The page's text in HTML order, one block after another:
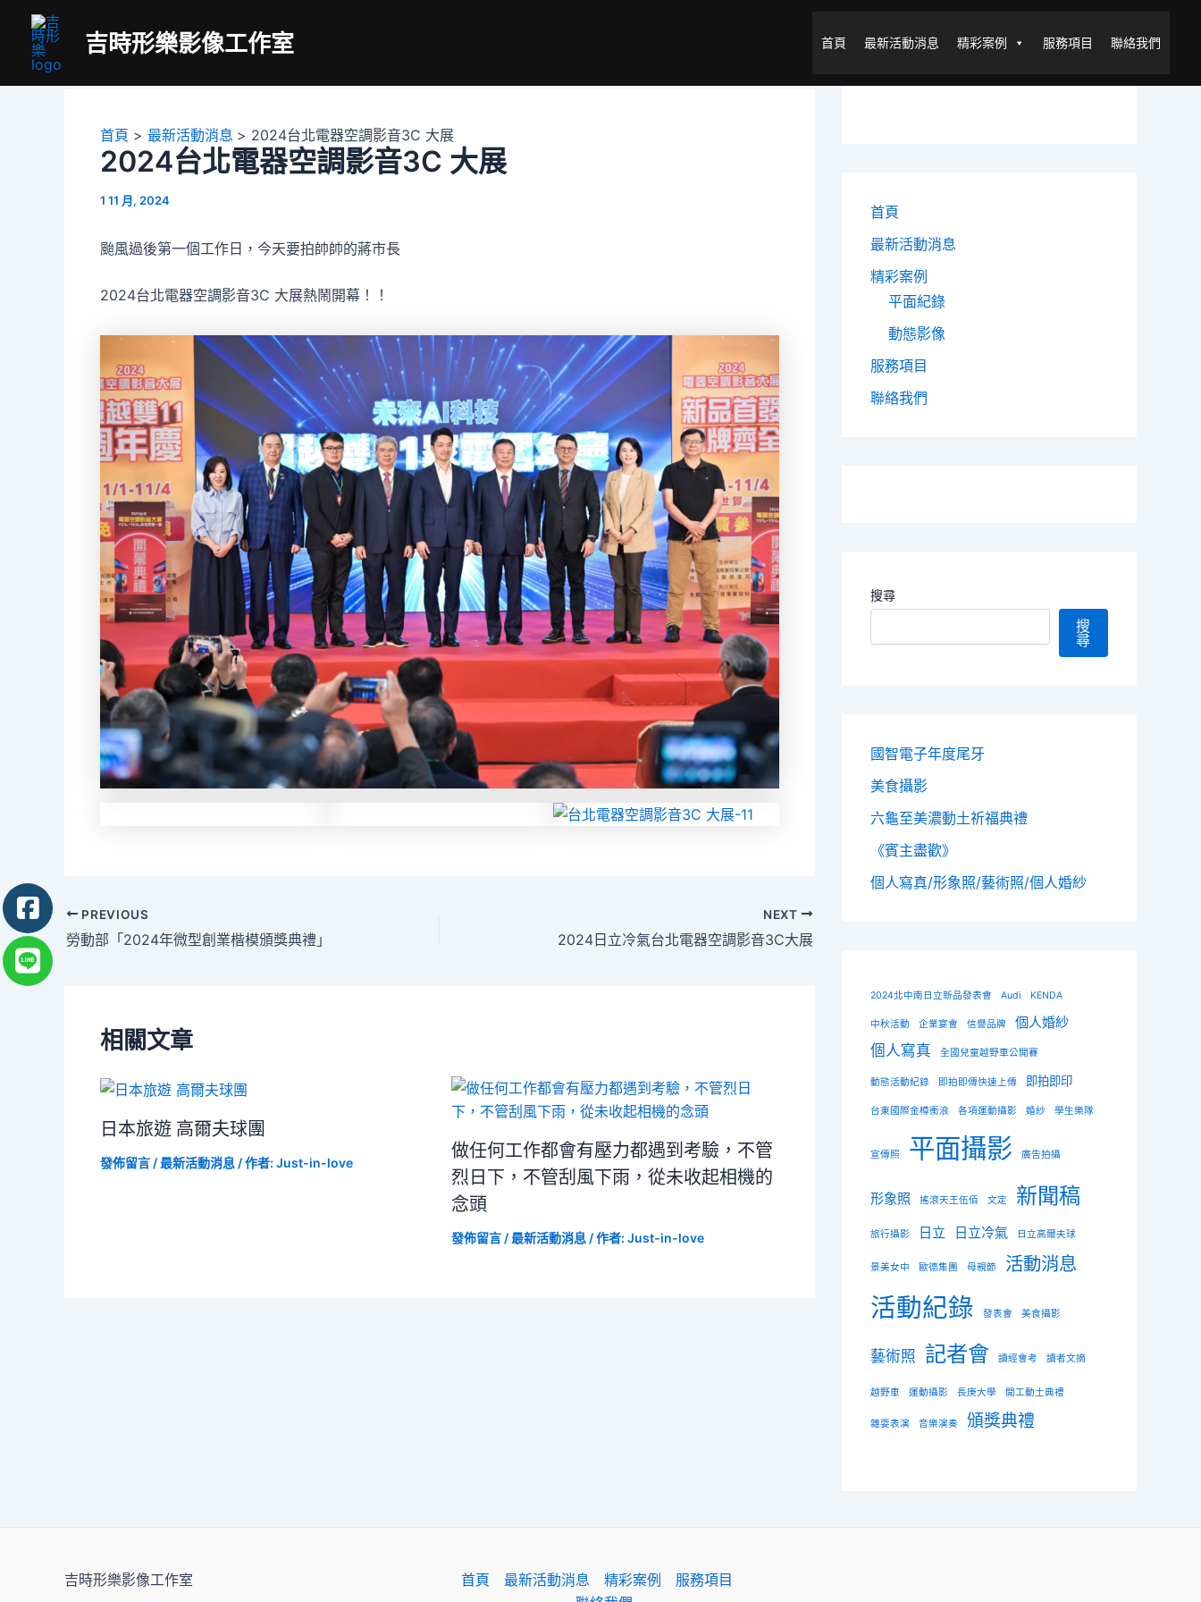
吉時形樂影像工作室 首頁 最新活動消息 精彩案例 服務項目 聯絡我們
首頁 最新活動消息 2024台北電器空調影音3C 大展
2024台北電器空調影音3C 大展
1 11 月, 2024
颱風過後第一個工作日，今天要拍帥帥的蔣市長
2024台北電器空調影音3C 大展熱鬧開幕！！
Post
navigation
PREVIOUS
勞動部「2024年微型創業楷模頒獎典禮」
NEXT
2024日立冷氣台北電器空調影音3C大展
相關文章
日本旅遊 高爾夫球團
發佈留言 /最新活動消息 / 作者: Just-in-love
做任何工作都會有壓力都遇到考驗，不管
烈日下，不管刮風下雨，從未收起相機的
念頭
發佈留言 /最新活動消息 / 作者: Just-in-love
首頁
最新活動消息
精彩案例
平面紀錄
動態影像
服務項目
聯絡我們
搜尋
搜
尋
國智電子年度尾牙
美食攝影
六龜至美濃動土祈福典禮
《賓主盡歡》
個人寫真/形象照/藝術照/個人婚紗
2024北中南日立新品發表會 Audi KENDA
中秋活動 企業宴會 信譽品牌 個人婚紗
個人寫真 全國兒童越野車公開賽
動態活動紀錄 即拍即傳快速上傳 即拍即印
台東國際金樽衝浪 各項運動攝影 婚紗 學生樂隊
宣傳照 平面攝影 廣告拍攝
形象照 搖滾天王伍佰 文定 新聞稿
旅行攝影 日立 日立冷氣 日立高爾夫球
景美女中 歐德集團 母親節 活動消息
活動紀錄 發表會 美食攝影
藝術照 記者會 讀經會考 讀者文摘
越野車 運動攝影 長庚大學 開工動土典禮
雜耍表演 音樂演奏 頒獎典禮
吉時形樂影像工作室 首頁 最新活動消息 精彩案例
服務項目